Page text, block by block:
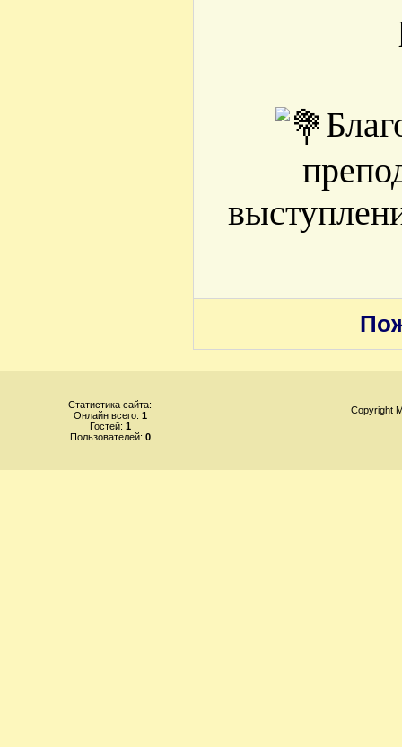
Статистика сайта:
Онлайн всего: 1
Гостей: 1
Пользователей: 0
Copyright